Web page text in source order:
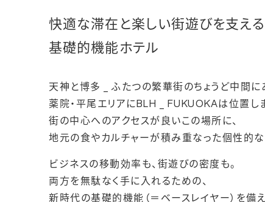
快適な滞在と楽しい街遊びを支える
基礎的機能ホテル
天神と博多 _ ふたつの繁華街のちょうど中間に
薬院・平尾エリアにBLH _ FUKUOKAは位置し
街の中心へのアクセスが良いこの場所に、
地元の食やカルチャーが積み重なった個性的な
ビジネスの移動効率も、街遊びの密度も。
両方を無駄なく手に入れるための、
新時代の基礎的機能（＝ベースレイヤー）を備